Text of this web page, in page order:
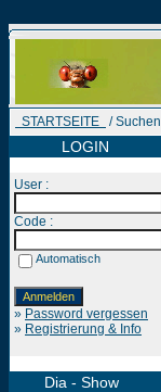
STARTSEITE / Suchen
LOGIN
User :
Code :
Automatisch
» Password vergessen
» Registrierung & Info
Dia - Show